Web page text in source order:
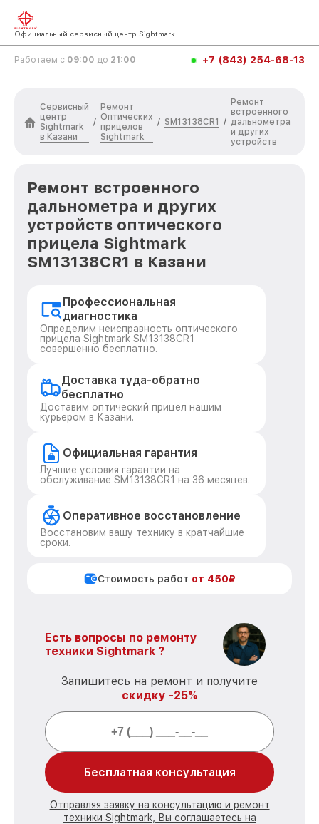
Официальный сервисный центр Sightmark
Работаем с 09:00 до 21:00 +7 (843) 254-68-13
Сервисный
центр
Sightmark
в Казани
/
Ремонт
Оптических
прицелов
Sightmark
/ SM13138CR1 /
Ремонт
встроенного
дальнометра
и других
устройств
Ремонт встроенного
дальнометра и других
устройств оптического
прицела Sightmark
SM13138CR1 в Казани
Профессиональная
диагностика
Определим неисправность оптического
прицела Sightmark SM13138CR1
совершенно бесплатно.
Доставка туда-обратно
бесплатно
Доставим оптический прицел нашим
курьером в Казани.
Официальная гарантия
Лучшие условия гарантии на
обслуживание SM13138CR1 на 36 месяцев.
Оперативное восстановление
Восстановим вашу технику в кратчайшие
сроки.
Стоимость работ от 450₽
Есть вопросы по ремонту
техники Sightmark ?
Запишитесь на ремонт и получите
скидку -25%
Бесплатная консультация
Отправляя заявку на консультацию и ремонт
техники Sightmark, Вы соглашаетесь на